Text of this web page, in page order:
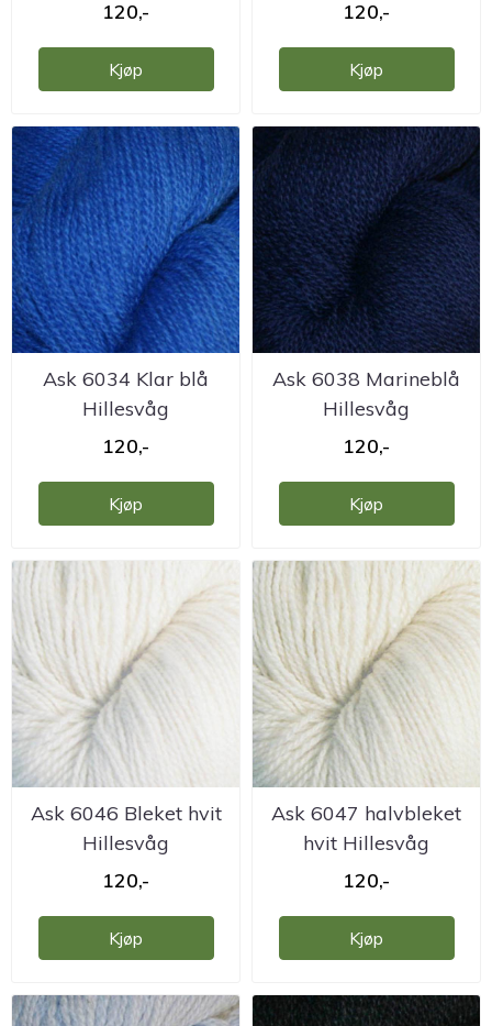
120,-
Kjøp
120,-
Kjøp
Ask 6034 Klar blå
Hillesvåg
ullvarefabrikk
120,-
Kjøp
Ask 6038 Marineblå
Hillesvåg
ullvarefabrikk
120,-
Kjøp
Ask 6046 Bleket hvit
Hillesvåg
ullvarefabrikk
120,-
Kjøp
Ask 6047 halvbleket
hvit Hillesvåg
ullvarefabrikk
120,-
Kjøp